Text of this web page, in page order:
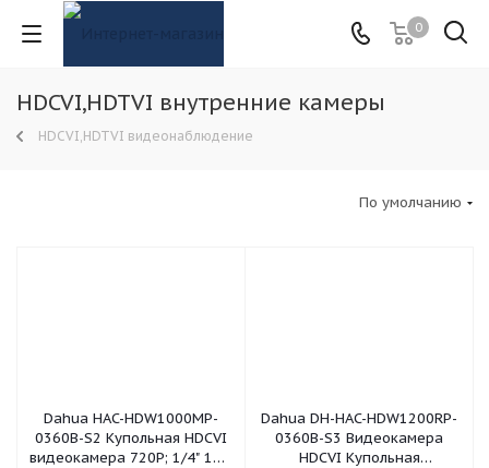
0
HDCVI,HDTVI внутренние камеры
HDCVI,HDTVI видеонаблюдение
По умолчанию
Dahua HAC-HDW1000MP-
0360B-S2 Купольная HDCVI
видеокамера 720P; 1/4" 1Mп
Dahua DH-HAC-HDW1200RP-
0360B-S3 Видеокамера
HDCVI Купольная